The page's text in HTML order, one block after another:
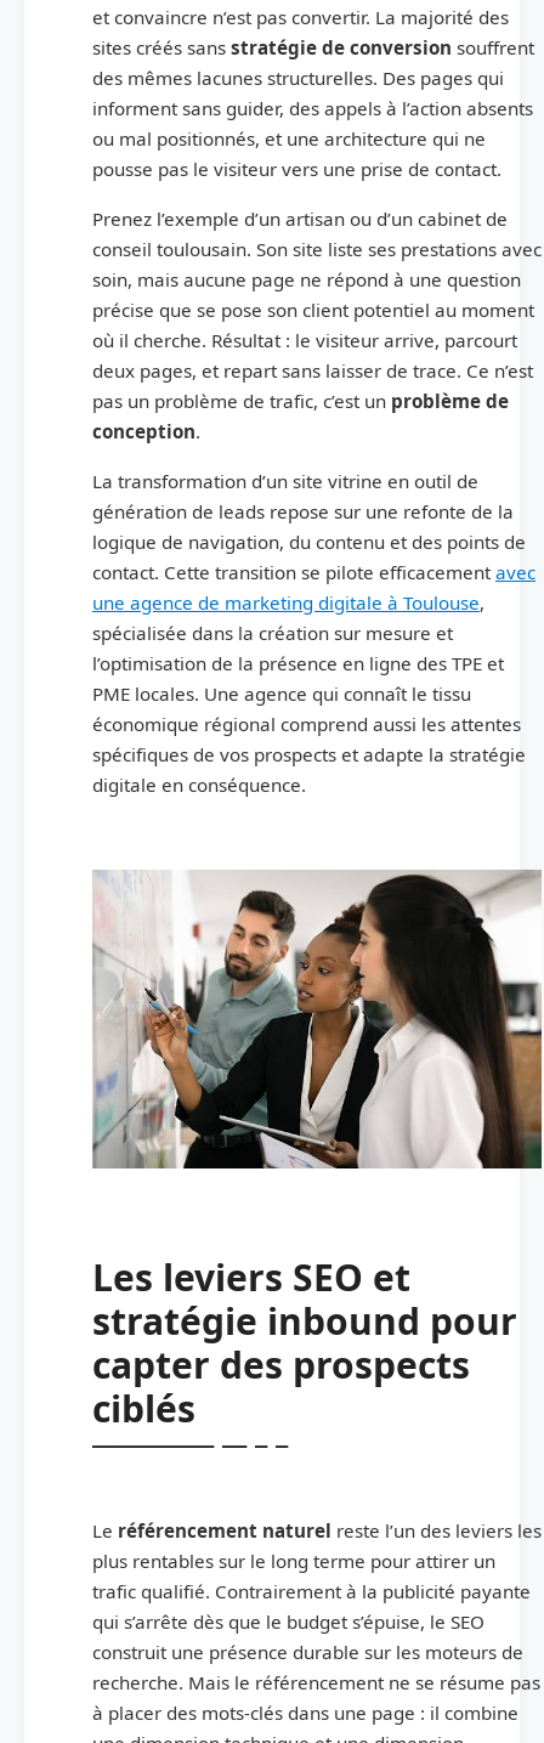
et convaincre n’est pas convertir. La majorité des
sites créés sans stratégie de conversion souffrent
des mêmes lacunes structurelles. Des pages qui
informent sans guider, des appels à l’action absents
ou mal positionnés, et une architecture qui ne
pousse pas le visiteur vers une prise de contact.
Prenez l’exemple d’un artisan ou d’un cabinet de
conseil toulousain. Son site liste ses prestations avec
soin, mais aucune page ne répond à une question
précise que se pose son client potentiel au moment
où il cherche. Résultat : le visiteur arrive, parcourt
deux pages, et repart sans laisser de trace. Ce n’est
pas un problème de trafic, c’est un problème de
conception.
La transformation d’un site vitrine en outil de
génération de leads repose sur une refonte de la
logique de navigation, du contenu et des points de
contact. Cette transition se pilote efficacement avec
une agence de marketing digitale à Toulouse,
spécialisée dans la création sur mesure et
l’optimisation de la présence en ligne des TPE et
PME locales. Une agence qui connaît le tissu
économique régional comprend aussi les attentes
spécifiques de vos prospects et adapte la stratégie
digitale en conséquence.
Les leviers SEO et
stratégie inbound pour
capter des prospects
ciblés
Le référencement naturel reste l’un des leviers les
plus rentables sur le long terme pour attirer un
trafic qualifié. Contrairement à la publicité payante
qui s’arrête dès que le budget s’épuise, le SEO
construit une présence durable sur les moteurs de
recherche. Mais le référencement ne se résume pas
à placer des mots-clés dans une page : il combine